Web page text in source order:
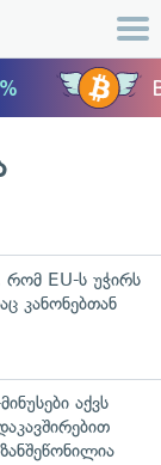
რომ EU-ს უჭირს
კანონებთან
აქვს